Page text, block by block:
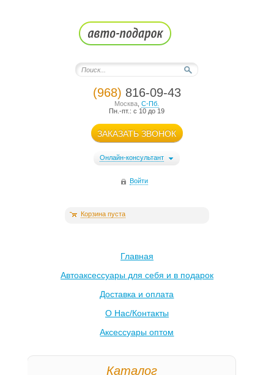
(968) 816-09-43
Москва ,С-Пб.
Пн.-пт.: с 10 до 19
ЗАКАЗАТЬ ЗВОНОК
Онлайн-консультант
Войти
Корзина пуста
Главная
Автоаксессуары для себя и в подарок
Доставка и оплата
О Нас/Контакты
Аксессуары оптом
Каталог